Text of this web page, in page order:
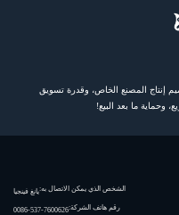
الشخص الذي يمكن الاتصال به:يانغ فينجيا
رقم هاتف الشركة:0086-537-7600626
إنتاج المصنع الخاص، وقدرة تسويق
وحماية ما بعد البيع!